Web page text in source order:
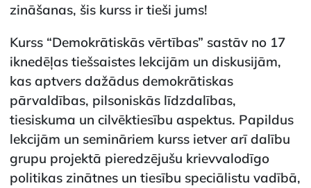
zināšanas, šis kurss ir tieši jums!
Kurss “Demokrātiskās vērtības” sastāv no 17
iknedēļas tiešsaistes lekcijām un diskusijām,
kas aptvers dažādus demokrātiskas
pārvaldības, pilsoniskās līdzdalības,
tiesiskuma un cilvēktiesību aspektus. Papildus
lekcijām un semināriem kurss ietver arī dalību
grupu projektā pieredzējušu krievvalodīgo
politikas zinātnes un tiesību speciālistu vadībā,